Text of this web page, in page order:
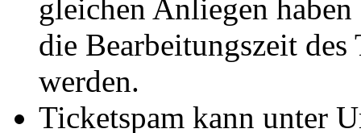
gleichen Anliegen
die Bearbeitungszeit
werden.
Ticketspam kann unter